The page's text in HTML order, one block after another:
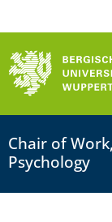
Chair of
Psychology